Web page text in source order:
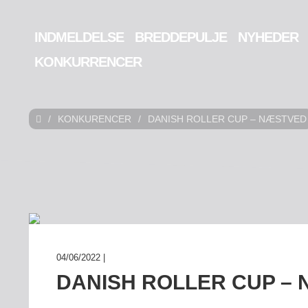
INDMELDELSE BREDDEPULJE NYHEDER
KONKURRENCER
/ KONKURENCER / DANISH ROLLER CUP – NÆSTVED
04/06/2022 |
DANISH ROLLER CUP –